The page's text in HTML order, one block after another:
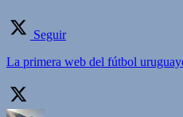
Seguir
La primera web del fútbol